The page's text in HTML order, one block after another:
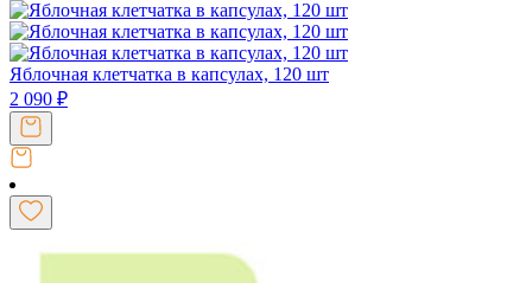
Яблочная клетчатка в капсулах, 120 шт
2 090 ₽